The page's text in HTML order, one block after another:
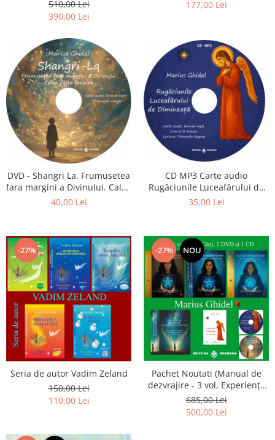
510,00 Lei
390,00 Lei
177,00 Lei
DVD - Shangri La. Frumusetea
fara margini a Divinului. Calea
catre fericire
40,00 Lei
CD MP3 Carte audio
Rugăciunile Luceafărului de
dimineață
35,00 Lei
-27%
Seria de autor Vadim Zeland
150,00 Lei
110,00 Lei
-27% NOU
Pachet Noutati (Manual de
dezvrajire - 3 vol, Experiențe
și amintiri, Rugăciunile
Luceafarului de dimineata) -
Marius Ghidel
685,00 Lei
500,00 Lei